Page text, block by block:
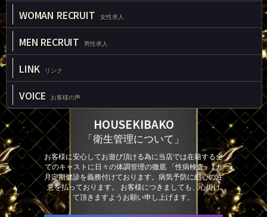
WOMAN RECRUIT 女性求人
MEN RECRUIT 男性求人
LINK リンク
VOICE お客様の声
HOUSEKIBAKO
「衛生管理について」
お客様に安心してお遊び頂ける為に当店では在籍する全
てのキャストに日々の体調管理の徹底 「性病検査」1カ
月定期健診を義務付けております。病気予防に細心の注
意を払っております。 お客様につきましても、心掛け
て頂きますようお願い申し上げます。